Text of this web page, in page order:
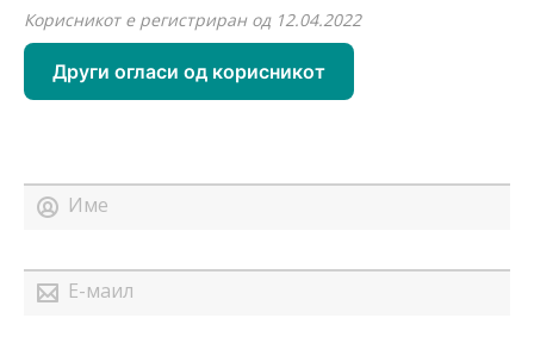
Корисникот е регистриран од 12.04.2022
Други огласи од корисникот